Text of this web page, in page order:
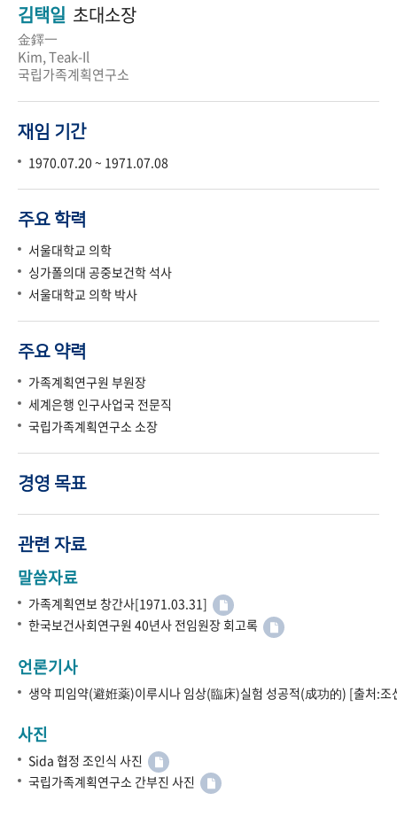
김택일 초대소장
金鐸一
Kim, Teak-Il
국립가족계획연구소
재임 기간
1970.07.20 ~ 1971.07.08
주요 학력
서울대학교 의학
싱가폴의대 공중보건학 석사
서울대학교 의학 박사
주요 약력
가족계획연구원 부원장
세계은행 인구사업국 전문직
국립가족계획연구소 소장
경영 목표
관련 자료
말씀자료
가족계획연보 창간사[1971.03.31]
한국보건사회연구원 40년사 전임원장 회고록
언론기사
생약 피임약(避姙薬)이루시나 임상(臨床)실험 성공적(成功的) [출처:
사진
Sida 협정 조인식 사진
국립가족계획연구소 간부진 사진